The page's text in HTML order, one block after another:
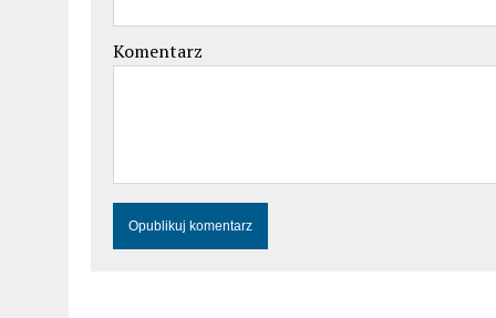
Komentarz